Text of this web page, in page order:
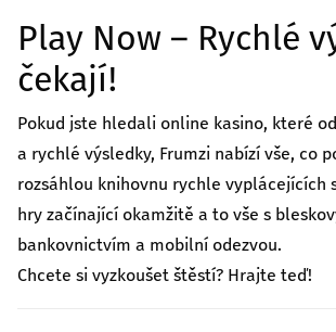
Play Now – Rychlé
čekají!
Pokud jste hledali online kasino, které
a rychlé výsledky, Frumzi nabízí vše, co
rozsáhlou knihovnu rychle vyplácejících
hry začínající okamžitě a to vše s
bankovnictvím a mobilní odezvou.
Chcete si vyzkoušet štěstí? Hrajte teď!